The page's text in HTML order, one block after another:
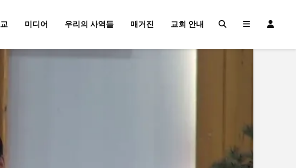
미디어 우리의 사역들 매거진 교회 안내